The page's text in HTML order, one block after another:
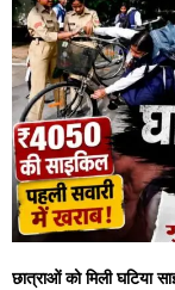
छात्राओं को मिली घटिया